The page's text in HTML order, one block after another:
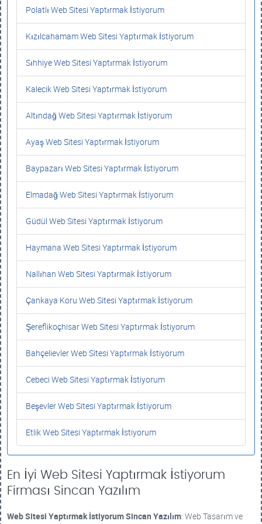
Polatlı Web Sitesi Yaptırmak İstiyorum
Kızılcahamam Web Sitesi Yaptırmak İstiyorum
Sıhhiye Web Sitesi Yaptırmak İstiyorum
Kalecik Web Sitesi Yaptırmak İstiyorum
Altındağ Web Sitesi Yaptırmak İstiyorum
Ayaş Web Sitesi Yaptırmak İstiyorum
Baypazarı Web Sitesi Yaptırmak İstiyorum
Elmadağ Web Sitesi Yaptırmak İstiyorum
Güdül Web Sitesi Yaptırmak İstiyorum
Haymana Web Sitesi Yaptırmak İstiyorum
Nallıhan Web Sitesi Yaptırmak İstiyorum
Çankaya Koru Web Sitesi Yaptırmak İstiyorum
Şereflikoçhisar Web Sitesi Yaptırmak İstiyorum
Bahçelievler Web Sitesi Yaptırmak İstiyorum
Cebeci Web Sitesi Yaptırmak İstiyorum
Beşevler Web Sitesi Yaptırmak İstiyorum
Etlik Web Sitesi Yaptırmak İstiyorum
En İyi Web Sitesi Yaptırmak İstiyorum
Firması Sincan Yazılım
Web Sitesi Yaptırmak İstiyorumSincan Yazılım: Web Tasarım ve